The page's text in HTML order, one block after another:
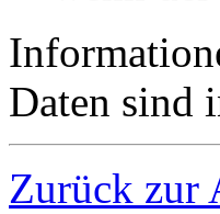
Daten sind
Zurück zur